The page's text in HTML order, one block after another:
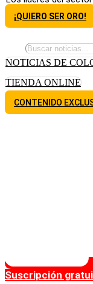
¡QUIERO SER ORO!
NOTICIAS DE
TIENDA ONLINE
CONTENIDO
Suscripción